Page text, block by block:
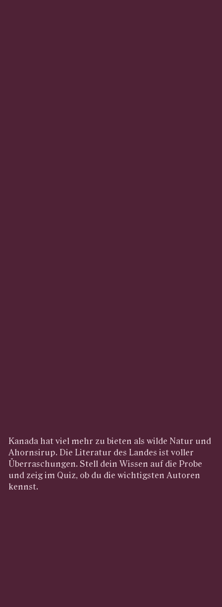
Kanada hat viel mehr zu bieten als wilde Natur und
Ahornsirup. Die Literatur des Landes ist voller
Überraschungen. Stell dein Wissen auf die Probe
und zeig im Quiz, ob du die wichtigsten Autoren
kennst.